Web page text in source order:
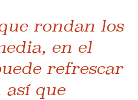
rondan los
en el
refrescar
así que